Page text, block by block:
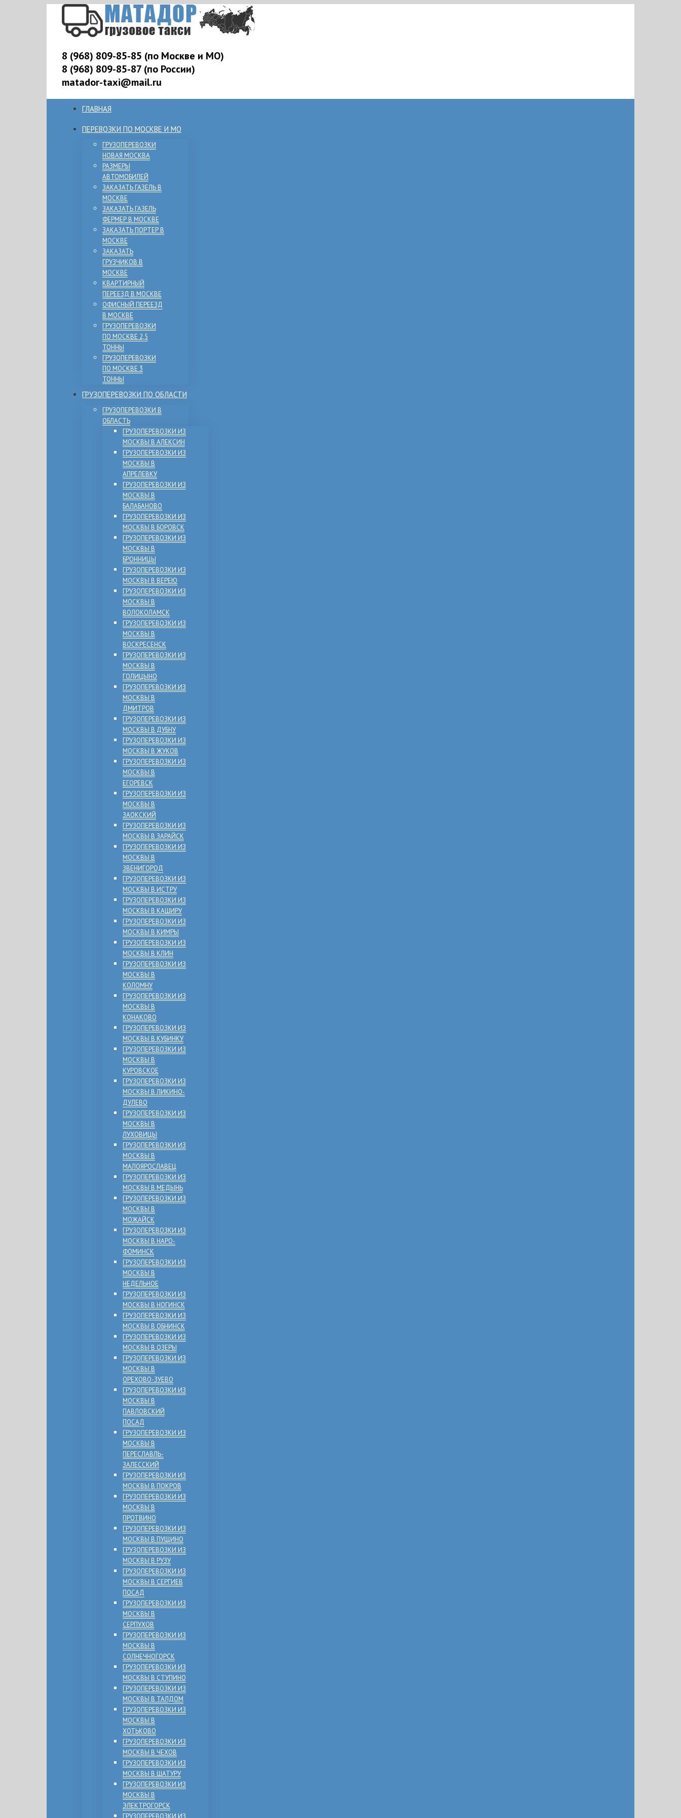
8 (968) 809-85-85 (по Москве и МО)
8 (968) 809-85-87 (по России)
matador-taxi@mail.ru
ГЛАВНАЯ
ПЕРЕВОЗКИ ПО МОСКВЕ И МО
ГРУЗОПЕРЕВОЗКИ
НОВАЯ МОСКВА
РАЗМЕРЫ
АВТОМОБИЛЕЙ
ЗАКАЗАТЬ ГАЗЕЛЬ В
МОСКВЕ
ЗАКАЗАТЬ ГАЗЕЛЬ
ФЕРМЕР В МОСКВЕ
ЗАКАЗАТЬ ПОРТЕР В
МОСКВЕ
ЗАКАЗАТЬ
ГРУЗЧИКОВ В
МОСКВЕ
КВАРТИРНЫЙ
ПЕРЕЕЗД В МОСКВЕ
ОФИСНЫЙ ПЕРЕЕЗД
В МОСКВЕ
ГРУЗОПЕРЕВОЗКИ
ПО МОСКВЕ 2,5
ТОННЫ
ГРУЗОПЕРЕВОЗКИ
ПО МОСКВЕ 3
ТОННЫ
ГРУЗОПЕРЕВОЗКИ ПО ОБЛАСТИ
ГРУЗОПЕРЕВОЗКИ В
ОБЛАСТЬ
ГРУЗОПЕРЕВОЗКИ ИЗ
МОСКВЫ В АЛЕКСИН
ГРУЗОПЕРЕВОЗКИ ИЗ
МОСКВЫ В
АПРЕЛЕВКУ
ГРУЗОПЕРЕВОЗКИ ИЗ
МОСКВЫ В
БАЛАБАНОВО
ГРУЗОПЕРЕВОЗКИ ИЗ
МОСКВЫ В БОРОВСК
ГРУЗОПЕРЕВОЗКИ ИЗ
МОСКВЫ В
БРОННИЦЫ
ГРУЗОПЕРЕВОЗКИ ИЗ
МОСКВЫ В ВЕРЕЮ
ГРУЗОПЕРЕВОЗКИ ИЗ
МОСКВЫ В
ВОЛОКОЛАМСК
ГРУЗОПЕРЕВОЗКИ ИЗ
МОСКВЫ В
ВОСКРЕСЕНСК
ГРУЗОПЕРЕВОЗКИ ИЗ
МОСКВЫ В
ГОЛИЦЫНО
ГРУЗОПЕРЕВОЗКИ ИЗ
МОСКВЫ В
ДМИТРОВ
ГРУЗОПЕРЕВОЗКИ ИЗ
МОСКВЫ В ДУБНУ
ГРУЗОПЕРЕВОЗКИ ИЗ
МОСКВЫ В ЖУКОВ
ГРУЗОПЕРЕВОЗКИ ИЗ
МОСКВЫ В
ЕГОРЕВСК
ГРУЗОПЕРЕВОЗКИ ИЗ
МОСКВЫ В
ЗАОКСКИЙ
ГРУЗОПЕРЕВОЗКИ ИЗ
МОСКВЫ В ЗАРАЙСК
ГРУЗОПЕРЕВОЗКИ ИЗ
МОСКВЫ В
ЗВЕНИГОРОД
ГРУЗОПЕРЕВОЗКИ ИЗ
МОСКВЫ В ИСТРУ
ГРУЗОПЕРЕВОЗКИ ИЗ
МОСКВЫ В КАШИРУ
ГРУЗОПЕРЕВОЗКИ ИЗ
МОСКВЫ В КИМРЫ
ГРУЗОПЕРЕВОЗКИ ИЗ
МОСКВЫ В КЛИН
ГРУЗОПЕРЕВОЗКИ ИЗ
МОСКВЫ В
КОЛОМНУ
ГРУЗОПЕРЕВОЗКИ ИЗ
МОСКВЫ В
КОНАКОВО
ГРУЗОПЕРЕВОЗКИ ИЗ
МОСКВЫ В КУБИНКУ
ГРУЗОПЕРЕВОЗКИ ИЗ
МОСКВЫ В
КУРОВСКОЕ
ГРУЗОПЕРЕВОЗКИ ИЗ
МОСКВЫ В ЛИКИНО-
ДУЛЕВО
ГРУЗОПЕРЕВОЗКИ ИЗ
МОСКВЫ В
ЛУХОВИЦЫ
ГРУЗОПЕРЕВОЗКИ ИЗ
МОСКВЫ В
МАЛОЯРОСЛАВЕЦ
ГРУЗОПЕРЕВОЗКИ ИЗ
МОСКВЫ В МЕДЫНЬ
ГРУЗОПЕРЕВОЗКИ ИЗ
МОСКВЫ В
МОЖАЙСК
ГРУЗОПЕРЕВОЗКИ ИЗ
МОСКВЫ В НАРО-
ФОМИНСК
ГРУЗОПЕРЕВОЗКИ ИЗ
МОСКВЫ В
НЕДЕЛЬНОЕ
ГРУЗОПЕРЕВОЗКИ ИЗ
МОСКВЫ В НОГИНСК
ГРУЗОПЕРЕВОЗКИ ИЗ
МОСКВЫ В ОБНИНСК
ГРУЗОПЕРЕВОЗКИ ИЗ
МОСКВЫ В ОЗЕРЫ
ГРУЗОПЕРЕВОЗКИ ИЗ
МОСКВЫ В
ОРЕХОВО-ЗУЕВО
ГРУЗОПЕРЕВОЗКИ ИЗ
МОСКВЫ В
ПАВЛОВСКИЙ
ПОСАД
ГРУЗОПЕРЕВОЗКИ ИЗ
МОСКВЫ В
ПЕРЕСЛАВЛЬ-
ЗАЛЕССКИЙ
ГРУЗОПЕРЕВОЗКИ ИЗ
МОСКВЫ В ПОКРОВ
ГРУЗОПЕРЕВОЗКИ ИЗ
МОСКВЫ В
ПРОТВИНО
ГРУЗОПЕРЕВОЗКИ ИЗ
МОСКВЫ В ПУЩИНО
ГРУЗОПЕРЕВОЗКИ ИЗ
МОСКВЫ В РУЗУ
ГРУЗОПЕРЕВОЗКИ ИЗ
МОСКВЫ В СЕРГИЕВ
ПОСАД
ГРУЗОПЕРЕВОЗКИ ИЗ
МОСКВЫ В
СЕРПУХОВ
ГРУЗОПЕРЕВОЗКИ ИЗ
МОСКВЫ В
СОЛНЕЧНОГОРСК
ГРУЗОПЕРЕВОЗКИ ИЗ
МОСКВЫ В СТУПИНО
ГРУЗОПЕРЕВОЗКИ ИЗ
МОСКВЫ В ТАЛДОМ
ГРУЗОПЕРЕВОЗКИ ИЗ
МОСКВЫ В
ХОТЬКОВО
ГРУЗОПЕРЕВОЗКИ ИЗ
МОСКВЫ В ЧЕХОВ
ГРУЗОПЕРЕВОЗКИ ИЗ
МОСКВЫ В ШАТУРУ
ГРУЗОПЕРЕВОЗКИ ИЗ
МОСКВЫ В
ЭЛЕКТРОГОРСК
ГРУЗОПЕРЕВОЗКИ ИЗ